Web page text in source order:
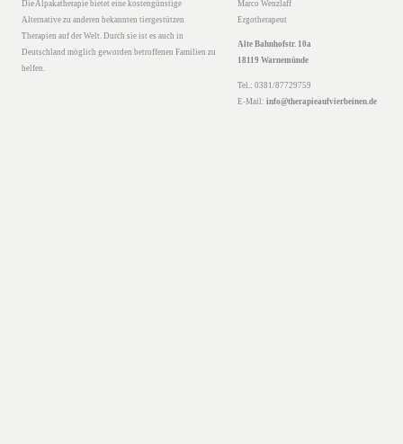
Die Alpakatherapie bietet eine kostengünstige
Alternative zu anderen bekannten tiergestützen
Therapien auf der Welt. Durch sie ist es auch in
Deutschland möglich geworden betroffenen Familien zu
helfen.
Marco Wenzlaff
Ergotherapeut
Alte Bahnhofstr. 10a
18119 Warnemünde
Tel.: 0381/87729759
E-Mail: info@therapieaufvierbeinen.de